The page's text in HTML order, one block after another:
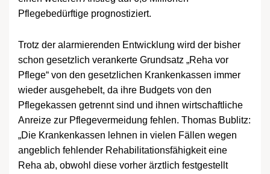
Pflegebedürftige prognostiziert.
Trotz der alarmierenden Entwicklung wird der bisher
schon gesetzlich verankerte Grundsatz „Reha vor
Pflege“ von den gesetzlichen Krankenkassen immer
wieder ausgehebelt, da ihre Budgets von den
Pflegekassen getrennt sind und ihnen wirtschaftliche
Anreize zur Pflegevermeidung fehlen. Thomas Bublitz:
„Die Krankenkassen lehnen in vielen Fällen wegen
angeblich fehlender Rehabilitationsfähigkeit eine
Reha ab, obwohl diese vorher ärztlich festgestellt